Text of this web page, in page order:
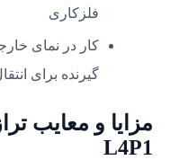
فلزکاری
کار در نمای
گیرنده برای
مزایا و معایب
L4P1